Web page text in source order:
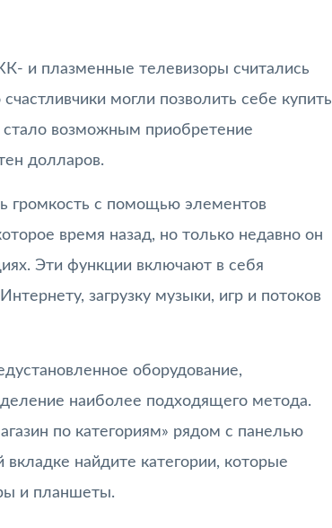
и плазменные телевизоры считались
могли позволить себе купить
стало возможным приобретение
долларов.
громкость с помощью элементов
время назад, но только недавно он
Эти функции включают в себя
загрузку музыки, игр и потоков
оборудование,
наиболее подходящего метода.
по категориям» рядом с панелью
вкладке найдите категории, которые
и планшеты.